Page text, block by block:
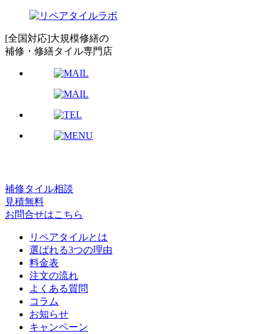
[全国対応]大規模修繕の
補修・修繕タイル専門店
補修タイル相談
見積無料
お問合せはこちら
リペアタイルとは
選ばれる3つの理由
料金表
注文の流れ
よくある質問
コラム
お知らせ
キャンペーン